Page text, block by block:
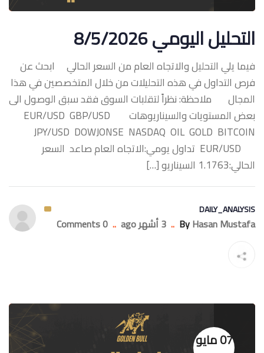
التحليل اليومي 8/5/2026
فيما يلي التحليل والاتجاه العام من السعر الحالي ابحث عن
فرص التداول في هذه التحليلات من خلال المتخصصين في هذا
المجال ملاحظة: نظراً لتقلبات السوق فقد سبق الوصول الى
بعض المستويات والسيناريوهات ‏EUR/USD GBP/USD
‏EUR/USD تداول يومي:الاتجاه العام صاعد السعر
الحالي:1.1763 السيناريو […]
DAILY_ANALYSIS
ByHasan Mustafa
.. 3 أشهر ago ..
0 Comments
07 مايو